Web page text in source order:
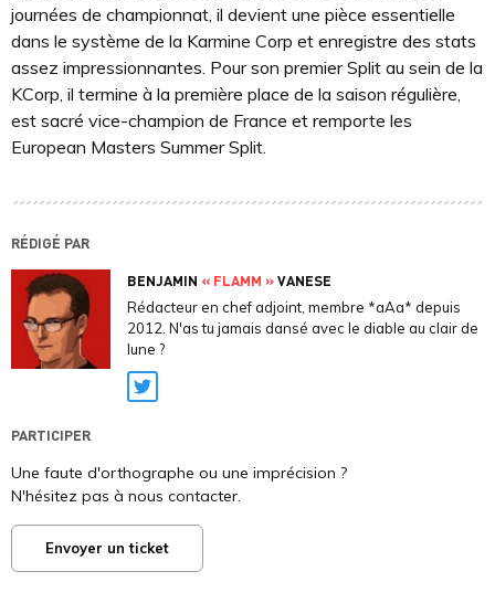
journées de championnat, il devient une pièce essentielle
dans le système de la Karmine Corp et enregistre des stats
assez impressionnantes. Pour son premier Split au sein de la
KCorp, il termine à la première place de la saison régulière,
est sacré vice-champion de France et remporte les
European Masters Summer Split.
RÉDIGÉ PAR
BENJAMIN « FLAMM »VANESE
Rédacteur en chef adjoint, membre *aAa* depuis
2012. N'as tu jamais dansé avec le diable au clair de
lune ?
Twitter
PARTICIPER
Une faute d'orthographe ou une imprécision ?
N'hésitez pas à nous contacter.
Envoyer un ticket